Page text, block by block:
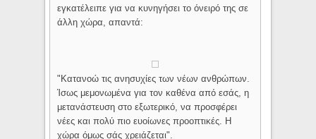
εγκατέλειπε για να κυνηγήσει το όνειρό της σε
άλλη χώρα, απαντά:
"Κατανοώ τις ανησυχίες των νέων ανθρώπων.
Ίσως μεμονωμένα για τον καθένα από εσάς, η
μετανάστευση στο εξωτερικό, να προσφέρει
νέες και πολύ πιο ευοίωνες προοπτικές. Η
χώρα όμως σάς χρειάζεται".